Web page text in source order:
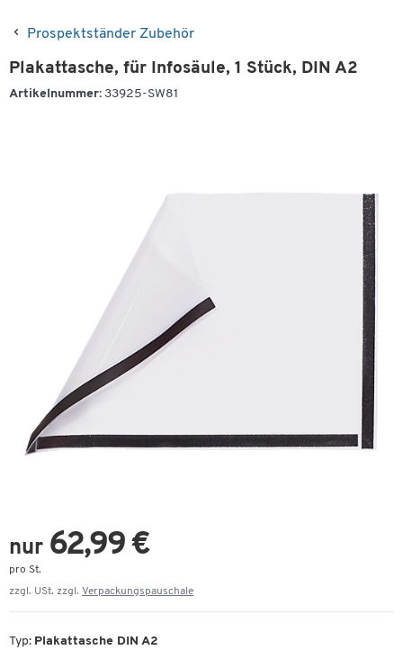
Prospektständer Zubehör
Plakattasche, für Infosäule, 1 Stück, DIN A2
Artikelnummer: 33925-SW81
nur 62,99 €
pro St.
zzgl. USt. zzgl. Verpackungspauschale
Typ: Plakattasche DIN A2